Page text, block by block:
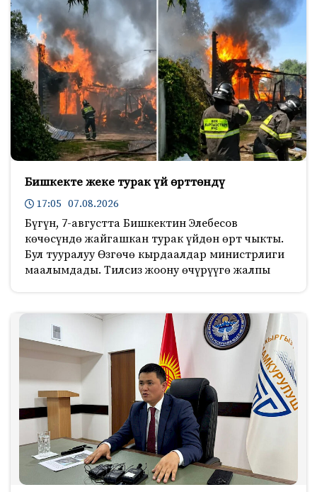
Бишкекте жеке турак үй өрттөндү
17:05 07.08.2026
Бүгүн, 7-августта Бишкектин Элебесов
көчөсүндө жайгашкан турак үйдөн өрт чыкты.
Бул тууралуу Өзгөчө кырдаалдар министрлиги
маалымдады. Тилсиз жоону өчүрүүгө жалпы